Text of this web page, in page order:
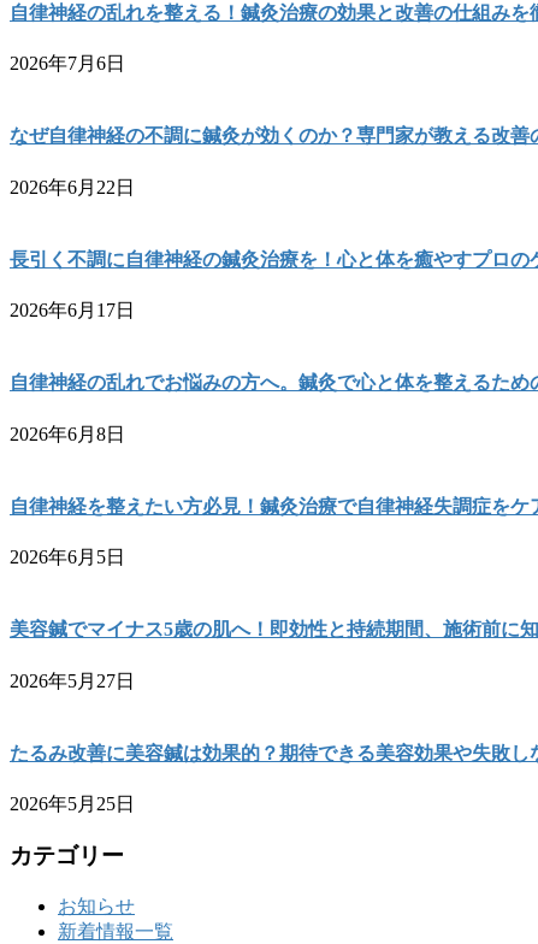
自律神経の乱れを整える！鍼灸治療の効果と改善の仕組みを
2026年7月6日
なぜ自律神経の不調に鍼灸が効くのか？専門家が教える改善
2026年6月22日
長引く不調に自律神経の鍼灸治療を！心と体を癒やすプロの
2026年6月17日
自律神経の乱れでお悩みの方へ。鍼灸で心と体を整えるため
2026年6月8日
自律神経を整えたい方必見！鍼灸治療で自律神経失調症をケ
2026年6月5日
美容鍼でマイナス5歳の肌へ！即効性と持続期間、施術前に
2026年5月27日
たるみ改善に美容鍼は効果的？期待できる美容効果や失敗し
2026年5月25日
カテゴリー
お知らせ
新着情報一覧